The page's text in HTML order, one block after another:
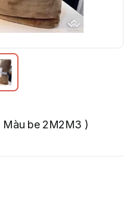
Màu be 2M2M3 )